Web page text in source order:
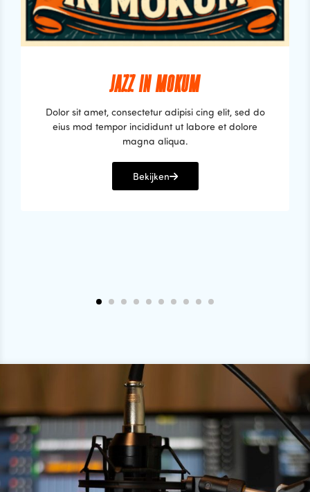
JAZZ IN MOKUM
Dolor sit amet, consectetur adipisi cing elit, sed do
eius mod tempor incididunt ut labore et dolore
magna aliqua.
Bekijken